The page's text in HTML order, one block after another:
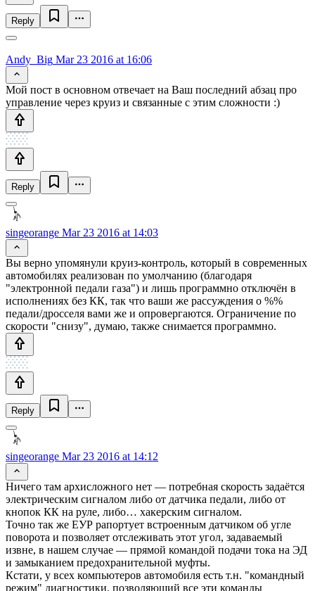
Reply
Andy_Big Mar 23 2016 at 16:06
Мой пост в основном отвечает на Ваш последний абзац про
управление через круиз и связанные с этим сложности :)
Reply
singeorange Mar 23 2016 at 14:03
Вы верно упомянули круиз-контроль, который в современных
автомобилях реализован по умолчанию (благодаря
"электронной педали газа") и лишь программно отключён в
исполнениях без КК, так что ваши же рассуждения о %%
педали/дросселя вами же и опровергаются. Ограничение по
скорости "снизу", думаю, также снимается программно.
Reply
singeorange Mar 23 2016 at 14:12
Ничего там архисложного нет — потребная скорость задаётся
электрическим сигналом либо от датчика педали, либо от
кнопок КК на руле, либо… хакерским сигналом.
Точно так же ЕУР рапортует встроенным датчиком об угле
поворота и позволяет отслеживать этот угол, задаваемый
извне, в нашем случае — прямой командой подачи тока на ЭД
и замыканием предохранительной муфты.
Кстати, у всех компьютеров автомобиля есть т.н. "командный
режим" диагностики, позволяющий все эти команды